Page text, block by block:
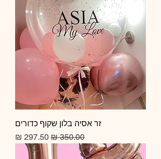
זר אסיה בלון שקוף כדורים
מחיר רגיל מחיר מבצע